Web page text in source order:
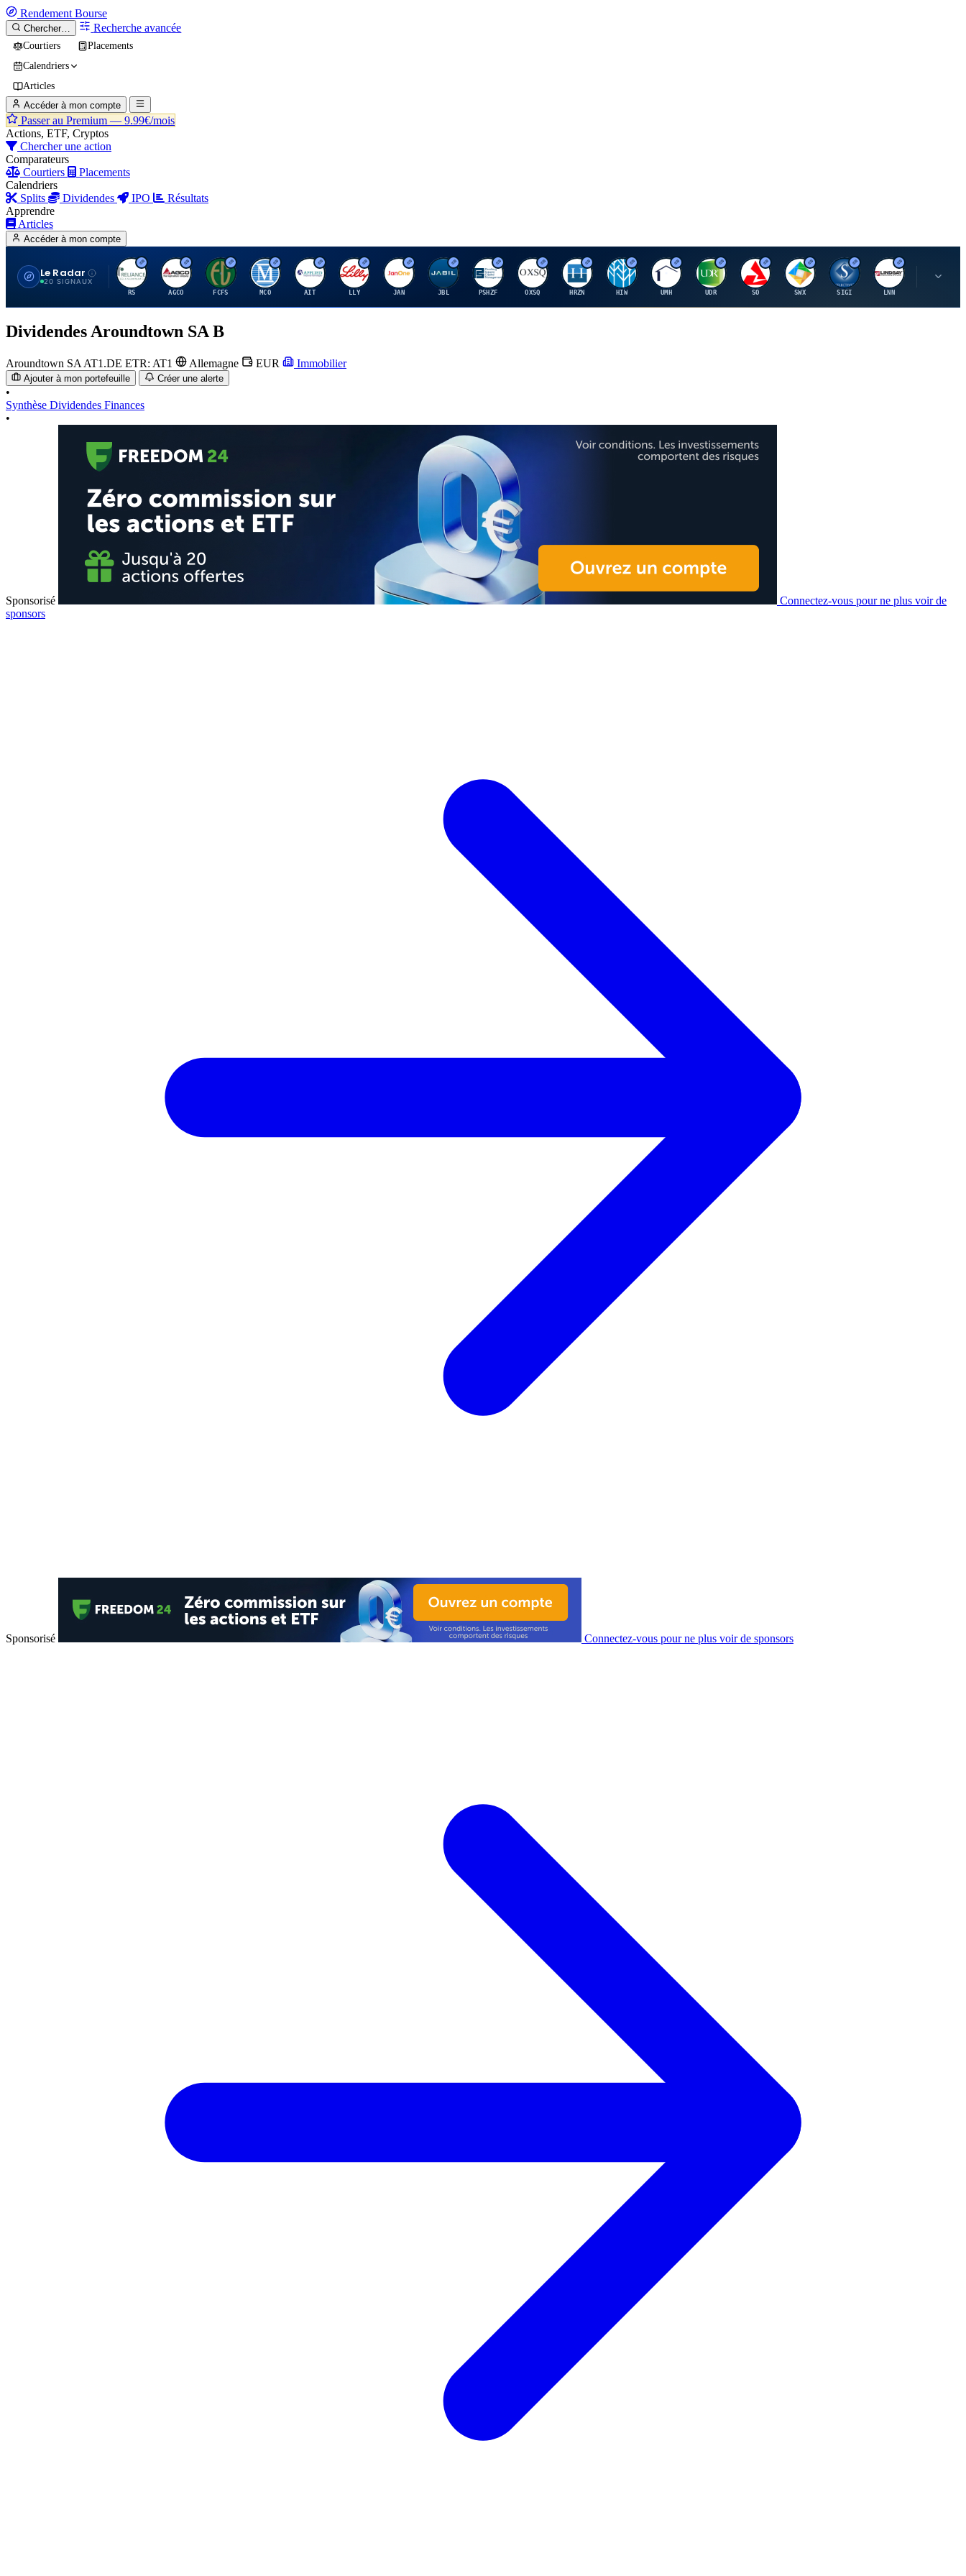
Rendement Bourse
Chercher… Recherche avancée
Courtiers
Placements
Calendriers
Articles
Accéder à mon compte
Passer au Premium — 9.99€/mois
Actions, ETF, Cryptos
Chercher une action
Comparateurs
Courtiers
Placements
Calendriers
Splits
Dividendes IPO
Résultats
Apprendre
Articles
Accéder à mon compte
Le Radar
20 SIGNAUX
R
RS
A
AGCO
F
FCFS
M
MCO
A
AIT
E
LLY
J
JAN
J
JBL
P
PSHZF
O
OXSQ
H
HRZN
H
HIW
U
UMH
U
UDR
S
SO
S
SWX
S
SIGI
L
LNN
R
Dividendes Aroundtown SA B
Aroundtown SA AT1.DE ETR: AT1 Allemagne EUR Immobilier
Ajouter à mon portefeuille Créer une alerte
•
Synthèse Dividendes Finances
•
Sponsorisé
Connectez-vous pour ne plus voir de
sponsors
Sponsorisé Connectez-vous pour ne plus voir de sponsors